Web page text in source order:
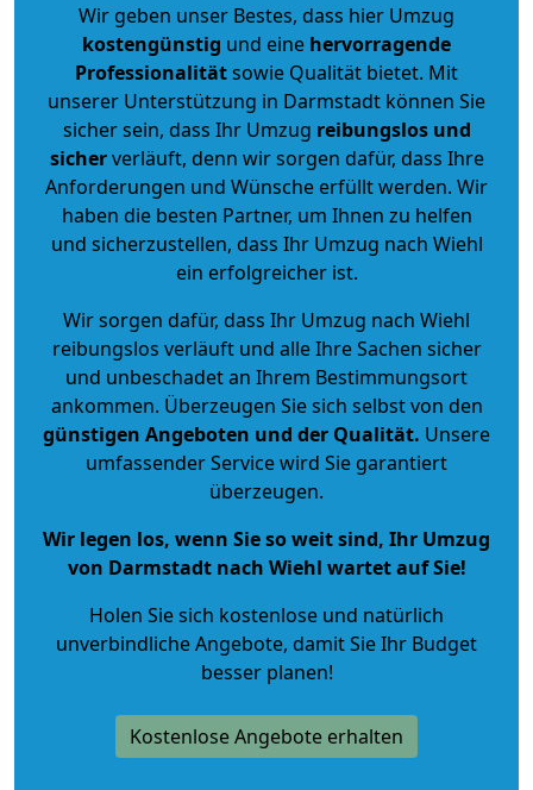
Wir geben unser Bestes, dass hier Umzug
kostengünstig und eine hervorragende
Professionalitätsowie Qualität bietet. Mit
unserer Unterstützung in Darmstadt können Sie
sicher sein, dass Ihr Umzug reibungslos und
sicherverläuft, denn wir sorgen dafür, dass Ihre
Anforderungen und Wünsche erfüllt werden. Wir
haben die besten Partner, um Ihnen zu helfen
und sicherzustellen, dass Ihr Umzug nach Wiehl
ein erfolgreicher ist.
Wir sorgen dafür, dass Ihr Umzug nach Wiehl
reibungslos verläuft und alle Ihre Sachen sicher
und unbeschadet an Ihrem Bestimmungsort
ankommen. Überzeugen Sie sich selbst von den
günstigen Angeboten und der Qualität. Unsere
umfassender Service wird Sie garantiert
überzeugen.
Wir legen los, wenn Sie so weit sind, Ihr Umzug
von Darmstadt nach Wiehl wartet auf Sie!
Holen Sie sich kostenlose und natürlich
unverbindliche Angebote, damit Sie Ihr Budget
besser planen!
Kostenlose Angebote erhalten